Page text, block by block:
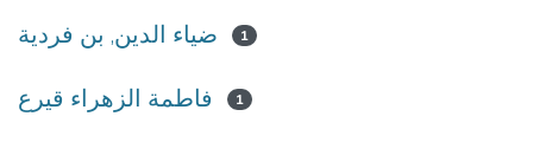
ضياء الدين, بن فردية 1
فاطمة الزهراء قيرع 1